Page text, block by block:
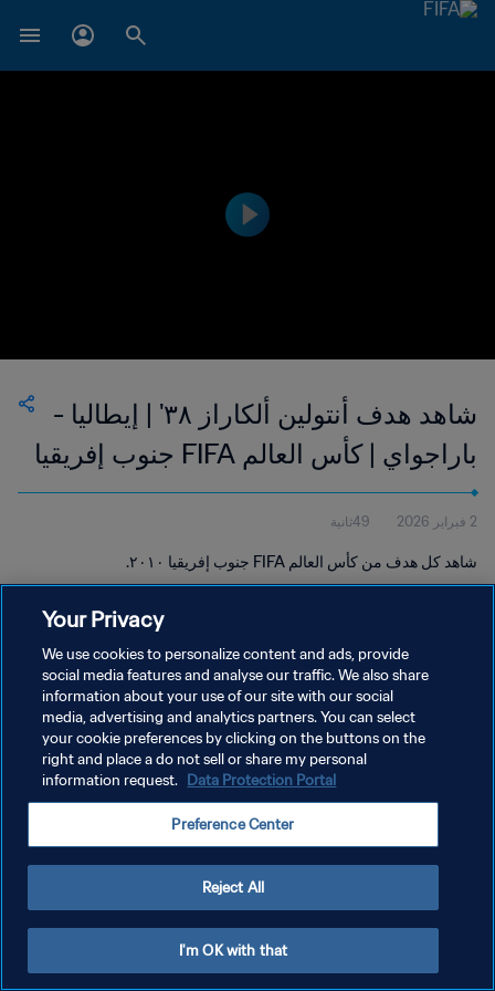
شاهد هدف أنتولين ألكاراز ٣٨' | إيطاليا -
باراجواي | كأس العالم FIFA جنوب إفريقيا
٢٠١٠
2 فبراير 2026 49ثانية
شاهد كل هدف من كأس العالم FIFA جنوب إفريقيا ٢٠١٠.
سياسة الخصوصية
شروط الخدمة
إدارة تفضيلات ملفات تعريف الارتباط
Your Privacy
We use cookies to personalize content and ads, provide
social media features and analyse our traffic. We also share
information about your use of our site with our social
media, advertising and analytics partners. You can select
your cookie preferences by clicking on the buttons on the
right and place a do not sell or share my personal
information request. Data Protection Portal
Preference Center
Reject All
I'm OK with that